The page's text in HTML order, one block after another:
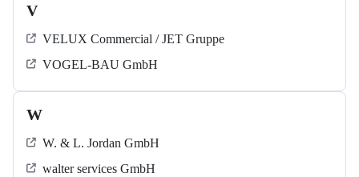
V
VELUX Commercial / JET Gruppe
VOGEL-BAU GmbH
W
W. & L. Jordan GmbH
walter services GmbH